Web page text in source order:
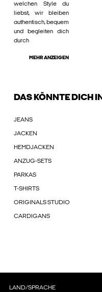
welchen Style du
liebst, wir bleiben
authentisch, bequem
und begleiten dich
durch
MEHR ANZEIGEN
DAS KÖNNTE DICH
JEANS
JACKEN
HEMDJACKEN
ANZUG-SETS
PARKAS
T-SHIRTS
ORIGINALS STUDIO
CARDIGANS
LAND/SPRACHE